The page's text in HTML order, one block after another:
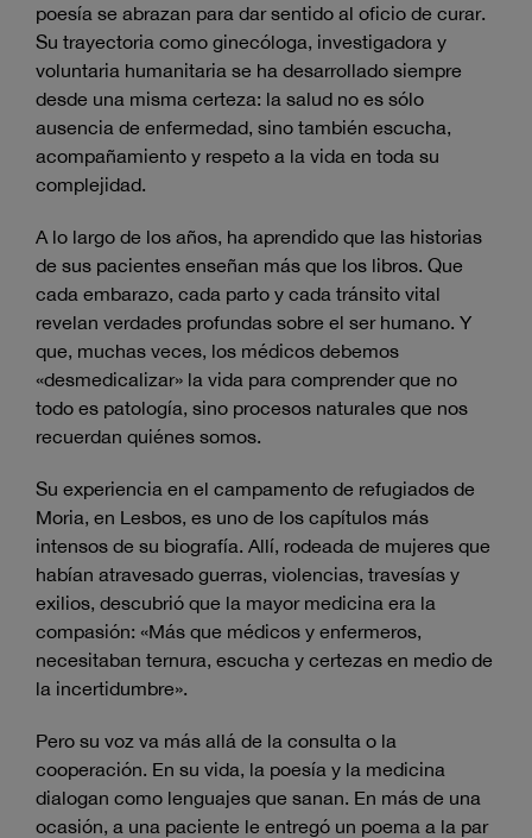
poesía se abrazan para dar sentido al oficio de curar.
Su trayectoria como ginecóloga, investigadora y
voluntaria humanitaria se ha desarrollado siempre
desde una misma certeza: la salud no es sólo
ausencia de enfermedad, sino también escucha,
acompañamiento y respeto a la vida en toda su
complejidad.
A lo largo de los años, ha aprendido que las historias
de sus pacientes enseñan más que los libros. Que
cada embarazo, cada parto y cada tránsito vital
revelan verdades profundas sobre el ser humano. Y
que, muchas veces, los médicos debemos
«desmedicalizar» la vida para comprender que no
todo es patología, sino procesos naturales que nos
recuerdan quiénes somos.
Su experiencia en el campamento de refugiados de
Moria, en Lesbos, es uno de los capítulos más
intensos de su biografía. Allí, rodeada de mujeres que
habían atravesado guerras, violencias, travesías y
exilios, descubrió que la mayor medicina era la
compasión: «Más que médicos y enfermeros,
necesitaban ternura, escucha y certezas en medio de
la incertidumbre».
Pero su voz va más allá de la consulta o la
cooperación. En su vida, la poesía y la medicina
dialogan como lenguajes que sanan. En más de una
ocasión, a una paciente le entregó un poema a la par